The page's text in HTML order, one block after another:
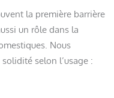
la première barrière
un rôle dans la
Nous
selon l’usage :